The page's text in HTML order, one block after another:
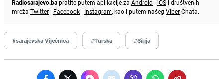
Radiosarajevo.bapratite putem aplikacije za Android | iOS i društvenih
mreža Twitter | Facebook | Instagram, kao i putem našeg ViberChata.
#sarajevska Vijećnica #Turska #Sirija